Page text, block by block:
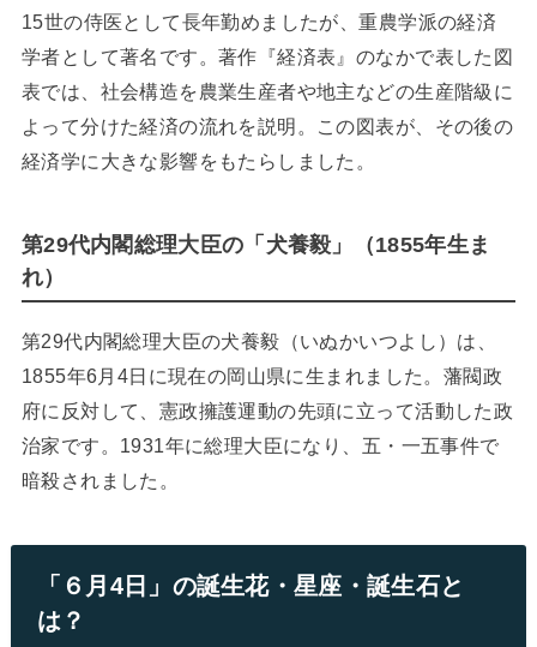
15世の侍医として長年勤めましたが、重農学派の経済
学者として著名です。著作『経済表』のなかで表した図
表では、社会構造を農業生産者や地主などの生産階級に
よって分けた経済の流れを説明。この図表が、その後の
経済学に大きな影響をもたらしました。
第29代内閣総理大臣の「犬養毅」（1855年生ま
れ）
第29代内閣総理大臣の犬養毅（いぬかいつよし）は、
1855年6月4日に現在の岡山県に生まれました。藩閥政
府に反対して、憲政擁護運動の先頭に立って活動した政
治家です。1931年に総理大臣になり、五・一五事件で
暗殺されました。
「６月4日」の誕生花・星座・誕生石と
は？